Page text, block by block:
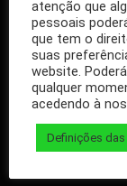
Se ainda não
Basta clicar no
Ao seguir a nossa
nossos artigos no
Partilhe também a
amigos.
atenção que
pessoais
que tem o
suas
website.
qualquer
acedendo à
Definições